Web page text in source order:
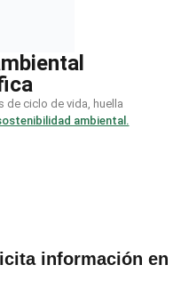
de ciclo de vida, huella
ambiental.
información en